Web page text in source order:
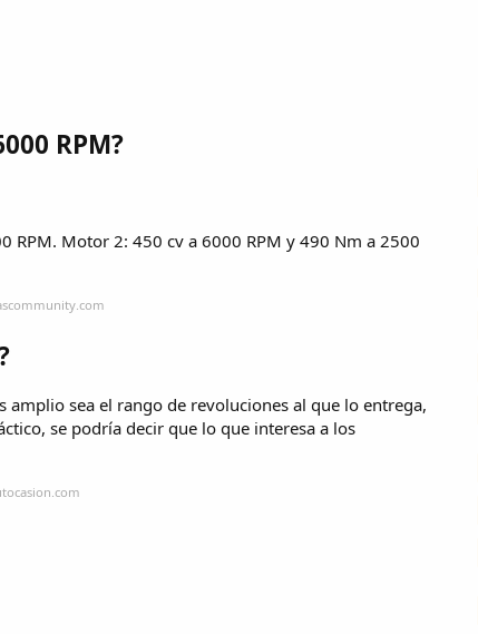
RPM?
RPM. Motor 2: 450 cv a 6000 RPM y 490 Nm a 2500
amplio sea el rango de revoluciones al que lo entrega,
se podría decir que lo que interesa a los